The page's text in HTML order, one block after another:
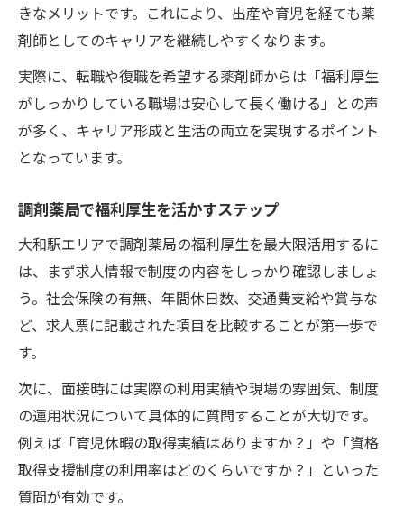
きなメリットです。これにより、出産や育児を経ても薬
剤師としてのキャリアを継続しやすくなります。
実際に、転職や復職を希望する薬剤師からは「福利厚生
がしっかりしている職場は安心して長く働ける」との声
が多く、キャリア形成と生活の両立を実現するポイント
となっています。
調剤薬局で福利厚生を活かすステップ
大和駅エリアで調剤薬局の福利厚生を最大限活用するに
は、まず求人情報で制度の内容をしっかり確認しましょ
う。社会保険の有無、年間休日数、交通費支給や賞与な
ど、求人票に記載された項目を比較することが第一歩で
す。
次に、面接時には実際の利用実績や現場の雰囲気、制度
の運用状況について具体的に質問することが大切です。
例えば「育児休暇の取得実績はありますか？」や「資格
取得支援制度の利用率はどのくらいですか？」といった
質問が有効です。